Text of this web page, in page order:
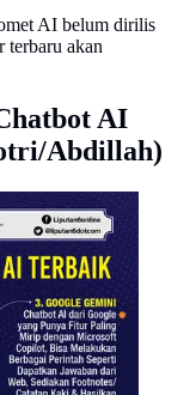
AI belum dirilis
terbaru akan
AI
Abdillah)